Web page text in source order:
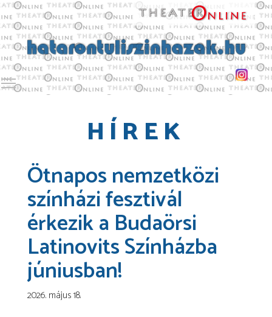
Toggle main menu visibility
HÍREK
Ötnapos nemzetközi
színházi fesztivál
érkezik a Budaörsi
Latinovits Színházba
júniusban!
2026. május 18.